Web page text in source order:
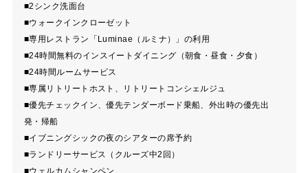
■2シンク洗面台
■ウォークインクローゼット
■専用レストラン「Luminae（ルミナ）」の利用
■24時間無料のインスイートダイニング（朝食・昼食・夕食）
■24時間ルームサービス
■専属リトリートホスト、リトリートコンシェルジュ
■優先チェックイン、優先テンダーボード乗船、外出時の優先出
発・帰船
■イブニングシックの夜のシアターの席予約
■ランドリーサービス（クルーズ中2回）
■ウェルカムシャンペン